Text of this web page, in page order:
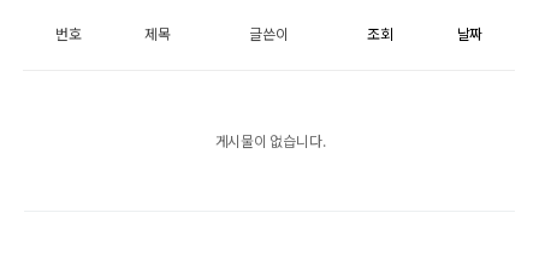
번호 제목 글쓴이 조회 날짜
게시물이 없습니다.